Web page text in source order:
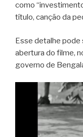
como
título, canção da
Esse detalhe pode
abertura do filme,
governo de